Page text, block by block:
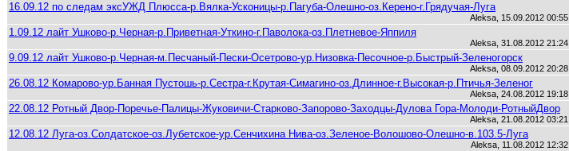
16.09.12 по следам эксУЖД Плюсса-р.Вялка-Усконицы-р.Пагуба-Олешно-оз.Керено-г.Грядучая-Луга
Aleksa, 15.09.2012 00:55
1.09.12 лайт Ушково-р.Черная-р.Приветная-Уткино-г.Паволока-оз.Плетневое-Яппиля
Aleksa, 31.08.2012 21:24
9.09.12 лайт Ушково-р.Черная-м.Песчаный-Пески-Осетрово-ур.Низовка-Песочное-р.Быстрый-Зеленогорск
Aleksa, 08.09.2012 20:28
26.08.12 Комарово-ур.Банная Пустошь-р.Сестра-г.Крутая-Симагино-оз.Длинное-г.Высокая-р.Птичья-Зеленог
Aleksa, 24.08.2012 19:18
22.08.12 Ротный Двор-Поречье-Палицы-Жуковичи-Старково-Запорово-Заходцы-Дулова Гора-Молоди-РотныйДвор
Aleksa, 21.08.2012 03:21
12.08.12 Луга-оз.Солдатское-оз.Лубетское-ур.Сенчихина Нива-оз.Зеленое-Волошово-Олешно-в.103.5-Луга
Aleksa, 11.08.2012 12:32